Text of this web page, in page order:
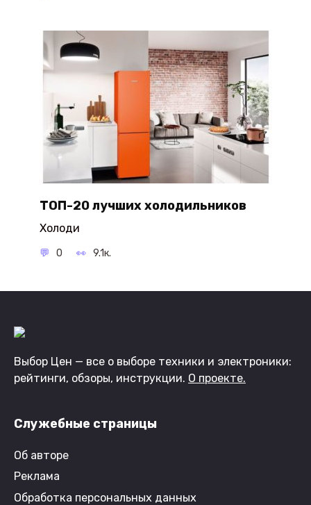
ТОП-20 лучших холодильников
Холоди
0 9.1к.
Выбор Цен — все о выборе техники и электроники:
рейтинги, обзоры, инструкции. О проекте.
Служебные страницы
Об авторе
Реклама
Обработка персональных данных